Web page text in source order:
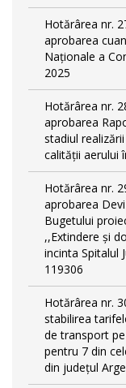
Hotărârea nr.
aprobarea
Naționale a
2025
Hotărârea nr.
aprobarea
stadiul
calității aerului
Hotărârea nr.
aprobarea
Bugetului
,,Extindere și
incinta Spitalul
119306
Hotărârea nr.
stabilirea
de transport
pentru 7 din
din județul